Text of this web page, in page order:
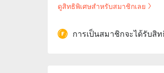
ดูสิทธิพิเศษสำหรับสมาชิกเลย
การเป็นสมาชิกจะได้รับสิ